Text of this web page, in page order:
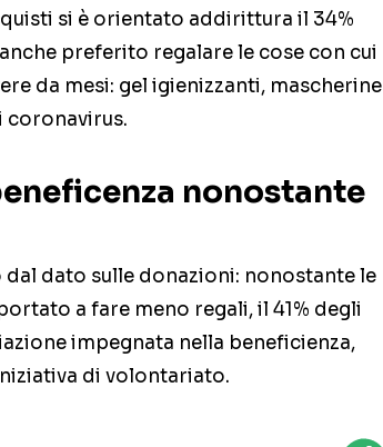
si è orientato addirittura il 34%
preferito regalare le cose con cui
da mesi: gel igienizzanti, mascherine
nonostante
dato sulle donazioni: nonostante le
a fare meno regali, il 41% degli
impegnata nella beneficienza,
di volontariato.